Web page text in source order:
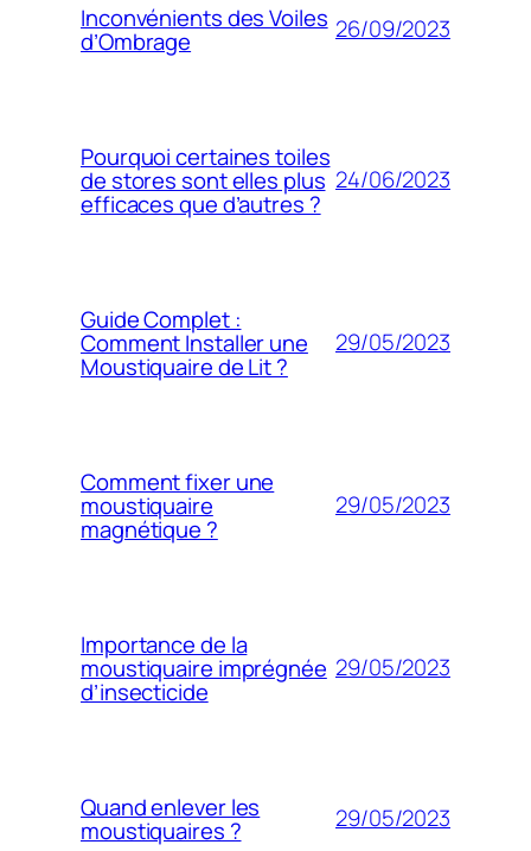
Inconvénients des Voiles
d’Ombrage 26/09/2023
Pourquoi certaines toiles
de stores sont elles plus
efficaces que d’autres ?
24/06/2023
Guide Complet :
Comment Installer une
Moustiquaire de Lit ?
29/05/2023
Comment fixer une
moustiquaire
magnétique ?
29/05/2023
Importance de la
moustiquaire imprégnée
d’insecticide
29/05/2023
Quand enlever les
moustiquaires ? 29/05/2023